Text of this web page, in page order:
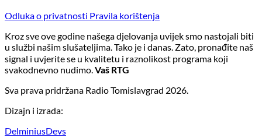
Odluka o privatnosti Pravila korištenja
Kroz sve ove godine našega djelovanja uvijek smo nastojali biti
u službi našim slušateljima. Tako je i danas. Zato, pronađite naš
signal i uvjerite se u kvalitetu i raznolikost programa koji
svakodnevno nudimo.Vaš RTG
Sva prava pridržana Radio Tomislavgrad 2026.
Dizajn i izrada:
DelminiusDevs